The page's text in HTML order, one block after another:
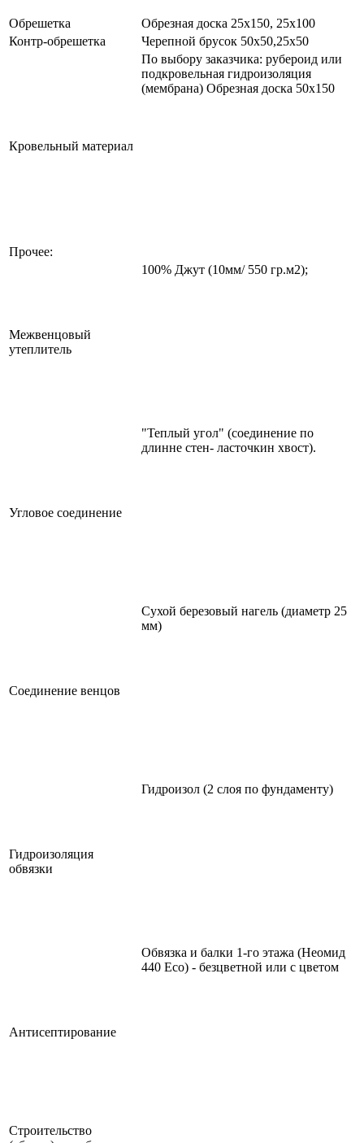
Обрешетка
Обрезная доска 25х150, 25х100
Контр-обрешетка
Черепной брусок 50х50,25х50
Кровельный материал
По выбору заказчика: рубероид или
подкровельная гидроизоляция
(мембрана) Обрезная доска 50х150
Прочее:
Межвенцовый
утеплитель
100% Джут (10мм/ 550 гр.м2);
Угловое соединение
"Теплый угол" (соединение по
длинне стен- ласточкин хвост).
Соединение венцов
Сухой березовый нагель (диаметр 25
мм)
Гидроизоляция
обвязки
Гидроизол (2 слоя по фундаменту)
Антисептирование
Обвязка и балки 1-го этажа (Неомид
440 Eco) - безцветной или с цветом
Строительство